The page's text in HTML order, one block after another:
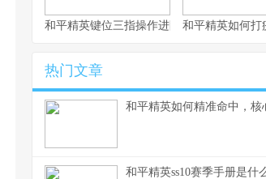
和平精英键位三指操作进阶指南，从入门到
和平精英如何打
热门文章
和平精英如何精准命中，
和平精英ss10赛季手册是